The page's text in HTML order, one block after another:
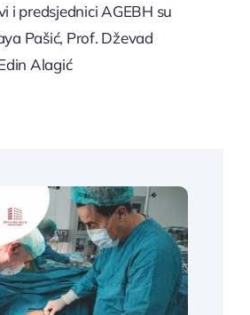
i predsjednici AGEBH su
Pašić, Prof. Dževad
Alagić